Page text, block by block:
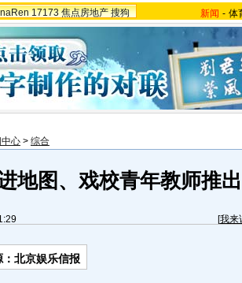
17173 焦点房地产 搜狗 新闻 - 体
心 > 综合
地图、戏校青年教师推
[我来
：北京娱乐信报